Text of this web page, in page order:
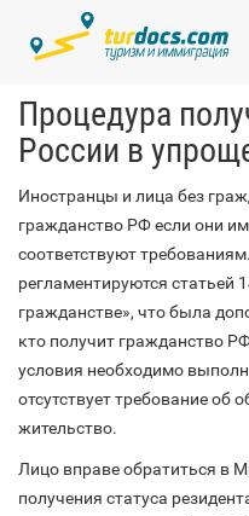
Процедура
России в
Иностранцы и лица без
гражданство РФ если они
соответствуют
регламентируются статьей
гражданстве», что была
кто получит гражданство
условия необходимо
отсутствует требование об
жительство.
Лицо вправе обратиться в
получения статуса